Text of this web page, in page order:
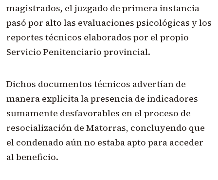
magistrados, el juzgado de primera instancia
pasó por alto las evaluaciones psicológicas y los
reportes técnicos elaborados por el propio
Servicio Penitenciario provincial.
Dichos documentos técnicos advertían de
manera explícita la presencia de indicadores
sumamente desfavorables en el proceso de
resocialización de Matorras, concluyendo que
el condenado aún no estaba apto para acceder
al beneficio.